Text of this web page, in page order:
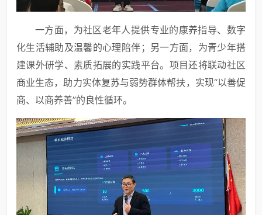
一方面，为社区老年人提供专业的康养指导、数字
化生活辅助及温馨的心理陪伴；另一方面，为青少年搭
建课外研学、素质拓展的实践平台。项目还将联动社区
商业生态，助力实体复苏与弱势群体帮扶，实现“以善促
商、以商养善”的良性循环。